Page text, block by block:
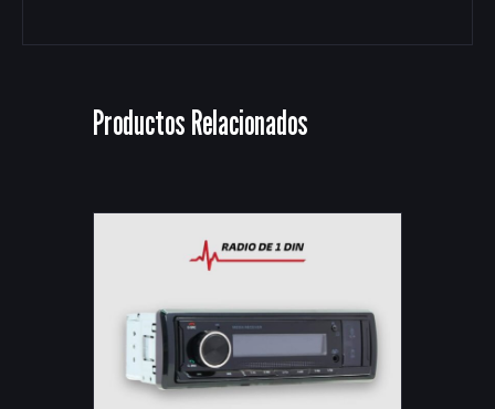
Productos Relacionados